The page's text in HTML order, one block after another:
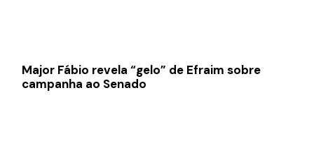
Major Fábio revela “gelo” de Efraim sobre
campanha ao Senado